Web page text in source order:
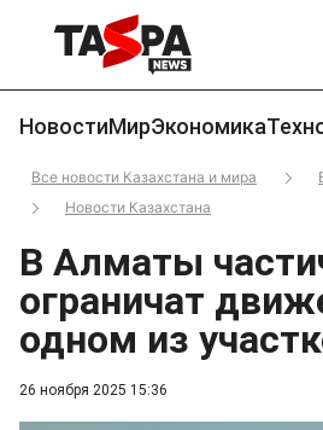
НовостиМирЭкономика
Все новости Казахстана и мира
Новости Казахстана
26 ноября 2025 15:36
В Алматы
ограничат
одном из